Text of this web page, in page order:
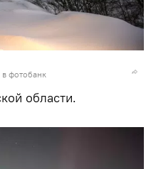
в фотобанк
области.